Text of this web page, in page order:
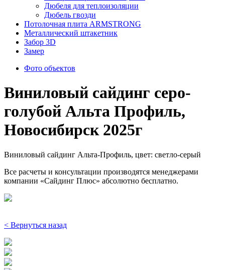
Дюбеля для теплоизоляции
Дюбель гвозди
Потолочная плита ARMSTRONG
Металлический штакетник
Забор 3D
Замер
Фото объектов
Виниловый сайдинг серо-
голубой Альта Профиль,
Новосибирск 2025г
Виниловый сайдинг Альта-Профиль, цвет: светло-серый
Все расчеты и консультации производятся менеджерами
компании «Сайдинг Плюс» абсолютно бесплатно.
< Вернуться назад